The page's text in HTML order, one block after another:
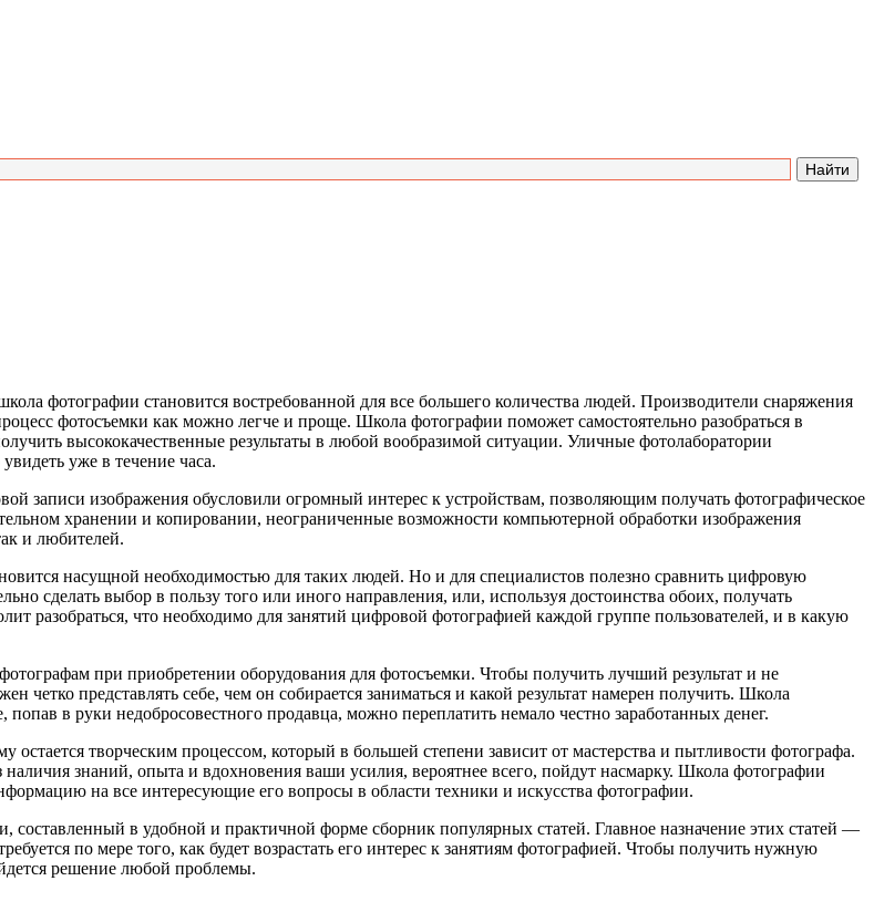
фотографии становится востребованной для все большего количества людей. Производители снаряжения
фотосъемки как можно легче и проще. Школа фотографии поможет самостоятельно разобраться в
высококачественные результаты в любой вообразимой ситуации. Уличные фотолаборатории
уже в течение часа.
записи изображения обусловили огромный интерес к устройствам, позволяющим получать фотографическое
хранении и копировании, неограниченные возможности компьютерной обработки изображения
и любителей.
насущной необходимостью для таких людей. Но и для специалистов полезно сравнить цифровую
сделать выбор в пользу того или иного направления, или, используя достоинства обоих, получать
разобраться, что необходимо для занятий цифровой фотографией каждой группе пользователей, и в какую
при приобретении оборудования для фотосъемки. Чтобы получить лучший результат и не
представлять себе, чем он собирается заниматься и какой результат намерен получить. Школа
в руки недобросовестного продавца, можно переплатить немало честно заработанных денег.
творческим процессом, который в большей степени зависит от мастерства и пытливости фотографа.
знаний, опыта и вдохновения ваши усилия, вероятнее всего, пойдут насмарку. Школа фотографии
на все интересующие его вопросы в области техники и искусства фотографии.
в удобной и практичной форме сборник популярных статей. Главное назначение этих статей —
по мере того, как будет возрастать его интерес к занятиям фотографией. Чтобы получить нужную
решение любой проблемы.